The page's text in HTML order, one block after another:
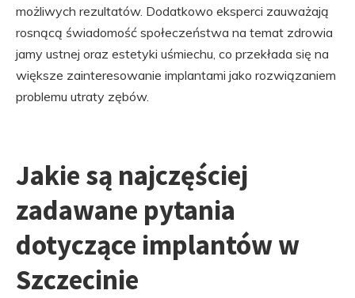
możliwych rezultatów. Dodatkowo eksperci zauważają
rosnącą świadomość społeczeństwa na temat zdrowia
jamy ustnej oraz estetyki uśmiechu, co przekłada się na
większe zainteresowanie implantami jako rozwiązaniem
problemu utraty zębów.
Jakie są najczęściej
zadawane pytania
dotyczące implantów w
Szczecinie